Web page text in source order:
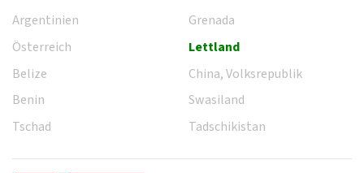
Argentinien
Österreich
Belize
Benin
Tschad
Grenada
Lettland
China, Volksrepublik
Swasiland
Tadschikistan